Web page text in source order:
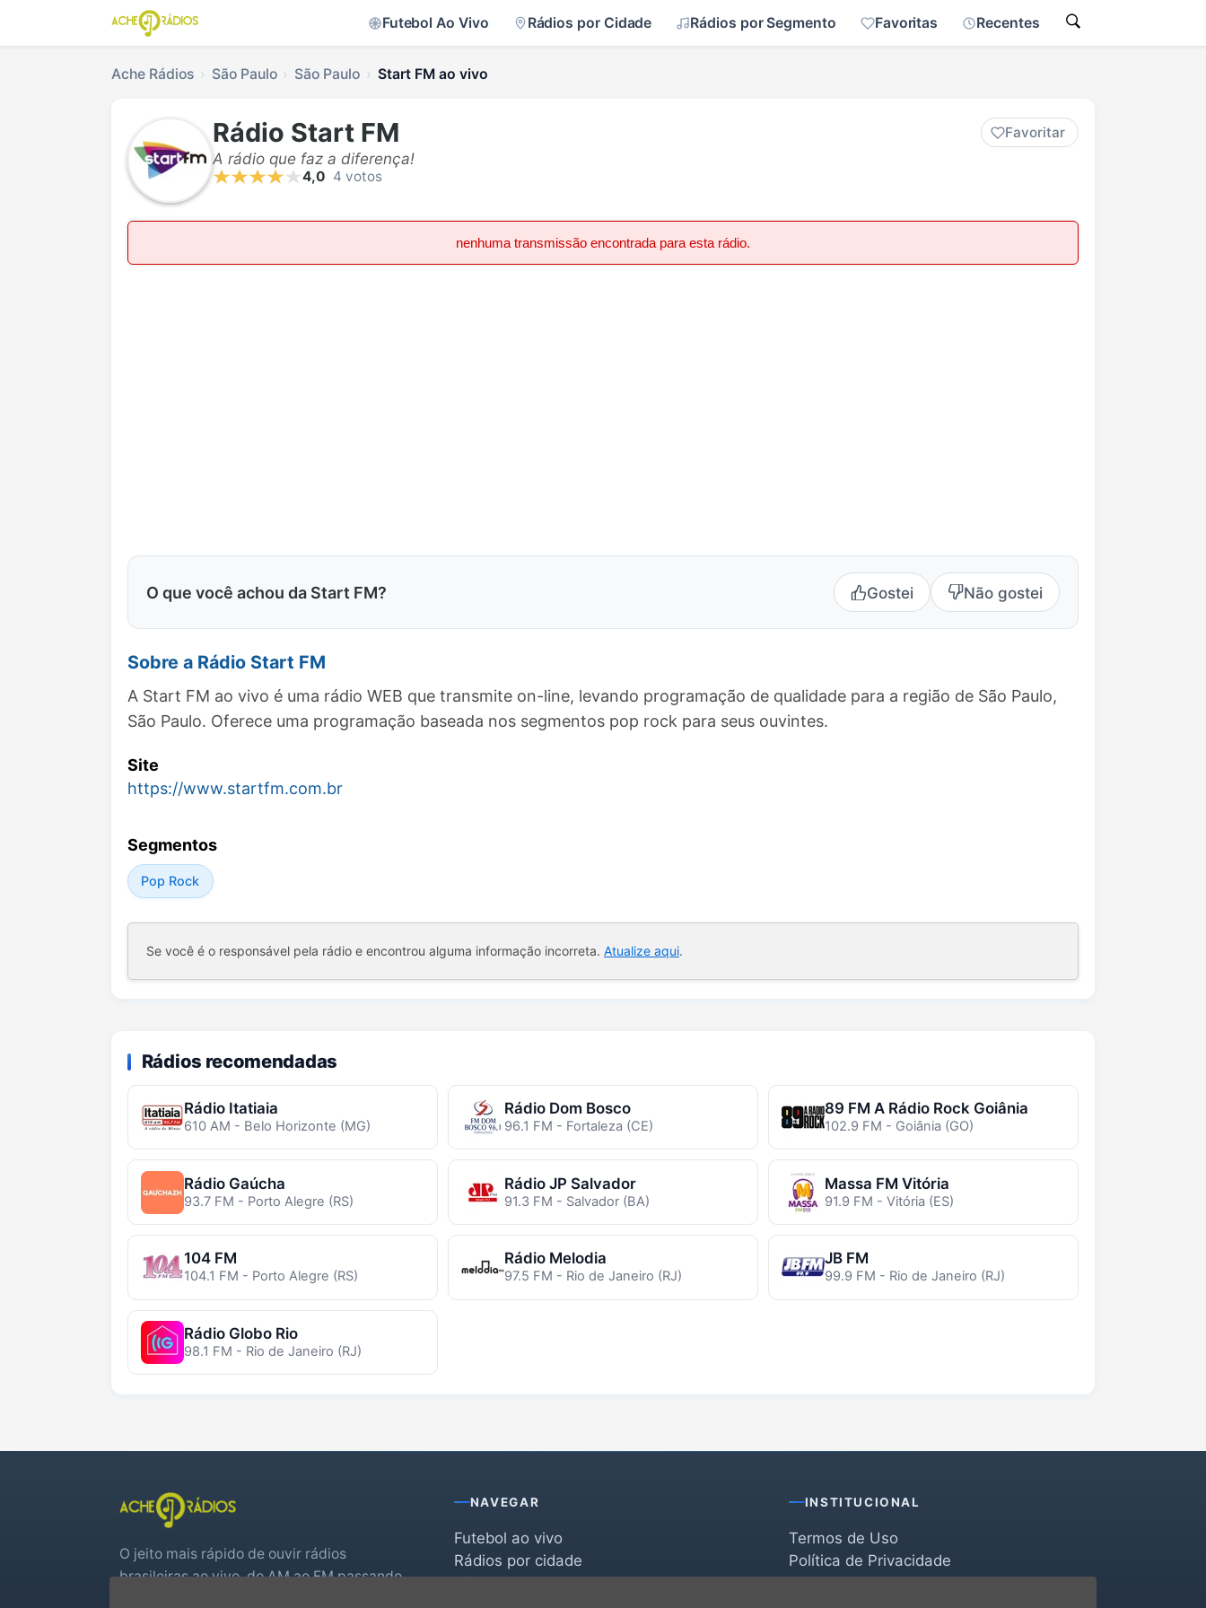
Futebol Ao Vivo Rádios por Cidade Rádios por Segmento Favoritas Recentes
Ache Rádios São Paulo São Paulo Start FM ao vivo
Rádio Start FM
A rádio que faz a diferença!
Favoritar
4,0 4 votos
nenhuma transmissão encontrada para esta rádio.
O que você achou da Start FM? Gostei Não gostei
Sobre a Rádio Start FM
A Start FM ao vivo é uma rádio WEB que transmite on-line, levando programação de qualidade para a região de São Paulo,
São Paulo. Oferece uma programação baseada nos segmentos pop rock para seus ouvintes.
Site
https://www.startfm.com.br
Segmentos
Pop Rock
Se você é o responsável pela rádio e encontrou alguma informação incorreta. Atualize aqui.
Rádios recomendadas
Rádio Itatiaia
610 AM - Belo Horizonte (MG)
Rádio Dom Bosco
96.1 FM - Fortaleza (CE)
89 FM A Rádio Rock Goiânia
102.9 FM - Goiânia (GO)
Rádio Gaúcha
93.7 FM - Porto Alegre (RS)
Rádio JP Salvador
91.3 FM - Salvador (BA)
Massa FM Vitória
91.9 FM - Vitória (ES)
104 FM
104.1 FM - Porto Alegre (RS)
Rádio Melodia
97.5 FM - Rio de Janeiro (RJ)
JB FM
99.9 FM - Rio de Janeiro (RJ)
Rádio Globo Rio
98.1 FM - Rio de Janeiro (RJ)
O jeito mais rápido de ouvir rádios
brasileiras ao vivo, do AM ao FM passando
NAVEGAR
Futebol ao vivo
Rádios por cidade
INSTITUCIONAL
Termos de Uso
Política de Privacidade